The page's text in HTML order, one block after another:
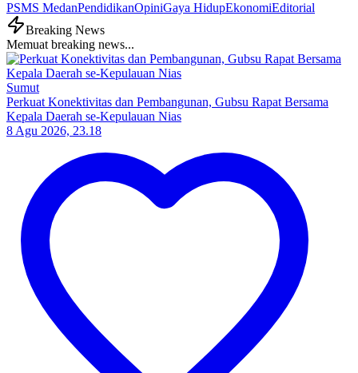
PSMS MedanPendidikanOpiniGaya HidupEkonomiEditorial
Breaking News
Memuat breaking news...
Sumut
Perkuat Konektivitas dan Pembangunan, Gubsu Rapat Bersama
Kepala Daerah se-Kepulauan Nias
8 Agu 2026, 23.18